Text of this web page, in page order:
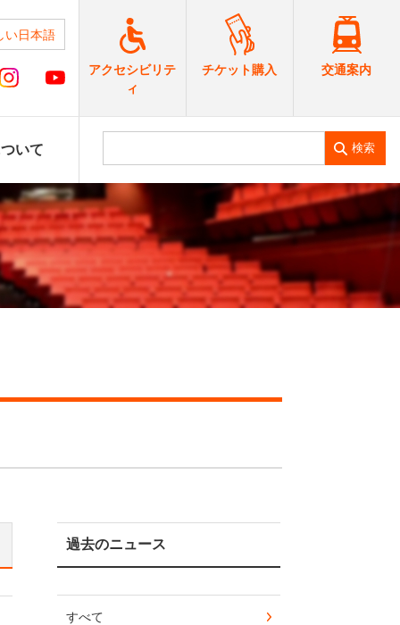
い日本語
アクセシビリテ
ィ
チケット購入 交通案内
いて 検索
過去のニュース
すべて